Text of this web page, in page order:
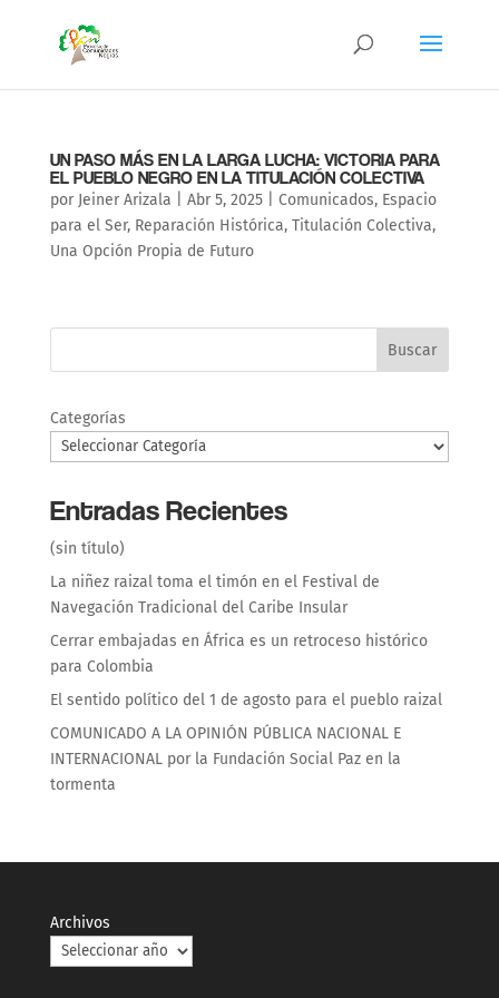
UN PASO MÁS EN LA LARGA LUCHA: VICTORIA PARA
EL PUEBLO NEGRO EN LA TITULACIÓN COLECTIVA
por Jeiner Arizala Abr 5, 2025| Comunicados, Espacio
para el Ser, Reparación Histórica, Titulación Colectiva,
Una Opción Propia de Futuro
Buscar
Categorías
Entradas Recientes
(sin título)
La niñez raizal toma el timón en el Festival de
Navegación Tradicional del Caribe Insular
Cerrar embajadas en África es un retroceso histórico
para Colombia
El sentido político del 1 de agosto para el pueblo raizal
COMUNICADO A LA OPINIÓN PÚBLICA NACIONAL E
INTERNACIONAL por la Fundación Social Paz en la
tormenta
Archivos